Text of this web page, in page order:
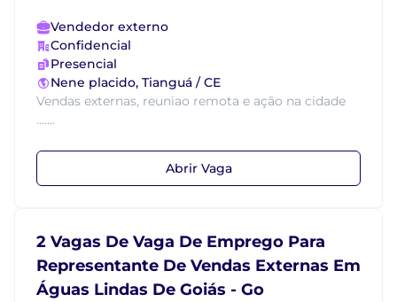
Vendedor externo
Confidencial
Presencial
Nene placido, Tianguá / CE
Vendas externas, reuniao remota e ação na cidade
.......
Abrir Vaga
2 Vagas De Vaga De Emprego Para
Representante De Vendas Externas Em
Águas Lindas De Goiás - Go